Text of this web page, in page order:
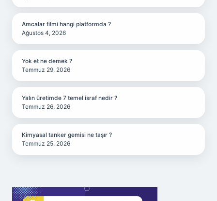
Amcalar filmi hangi platformda ?
Ağustos 4, 2026
Yok et ne demek ?
Temmuz 29, 2026
Yalın üretimde 7 temel israf nedir ?
Temmuz 26, 2026
Kimyasal tanker gemisi ne taşır ?
Temmuz 25, 2026